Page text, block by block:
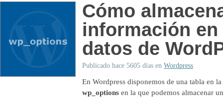
Cómo
información en
datos de
Publicado hace 5605 días en Wordpress
En Wordpress disponemos de una tabla en
wp_options en la que podemos almacenar